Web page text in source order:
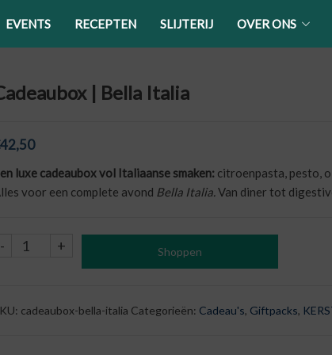
EVENTS RECEPTEN SLIJTERIJ OVER ONS
| Bella Italia
42,50
luxe cadeaubox vol Italiaanse smaken: citroenpasta, pesto,
voor een complete avond Bella Italia.Van diner tot
-
Cadeaubox
aantal
+ Shoppen
cadeaubox-bella-italia Categorieën: Cadeau's, Giftpacks,